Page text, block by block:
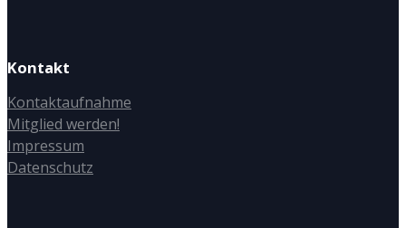
Kontakt
Kontaktaufnahme
Mitglied werden!
Impressum
Datenschutz